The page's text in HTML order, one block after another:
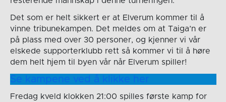
Det som er helt sikkert er at Elverum kommer til å
vinne tribunekampen. Det meldes om at Taiga’n er
på plass med over 30 personer, og kjenner vi vår
elskede supporterklubb rett så kommer vi til å høre
dem helt hjem til byen vår når Elverum spiller!
Se kampene ved å klikke her
Fredag kveld klokken 21:00 spilles første kamp for